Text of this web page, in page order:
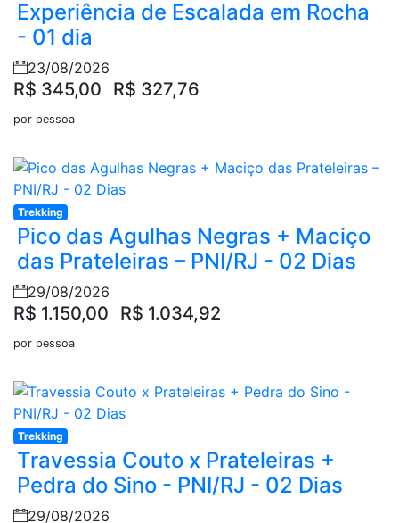
Experiência de Escalada em Rocha
- 01 dia
23/08/2026
R$ 345,00 R$ 327,76
por pessoa
Trekking
Pico das Agulhas Negras + Maciço
das Prateleiras – PNI/RJ - 02 Dias
29/08/2026
R$ 1.150,00 R$ 1.034,92
por pessoa
Trekking
Travessia Couto x Prateleiras +
Pedra do Sino - PNI/RJ - 02 Dias
29/08/2026